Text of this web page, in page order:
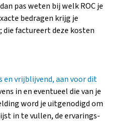
pas weten bij welk ROC je
bedragen krijg je
die factureert deze kosten
en vrijblijvend, aan voor dit
in en eventueel die van je
word je uitgenodigd om
in te vullen, de ervarings-